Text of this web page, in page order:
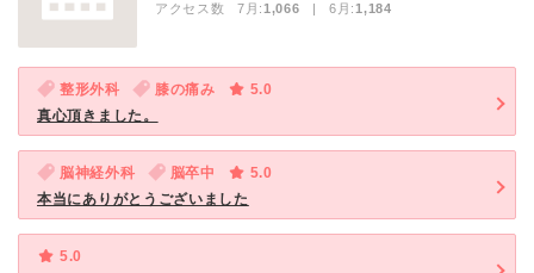
アクセス数 7月:1,066 | 6月:1,184
整形外科 膝の痛み
5.0
真心頂きました。
脳神経外科 脳卒中
5.0
本当にありがとうございました
5.0